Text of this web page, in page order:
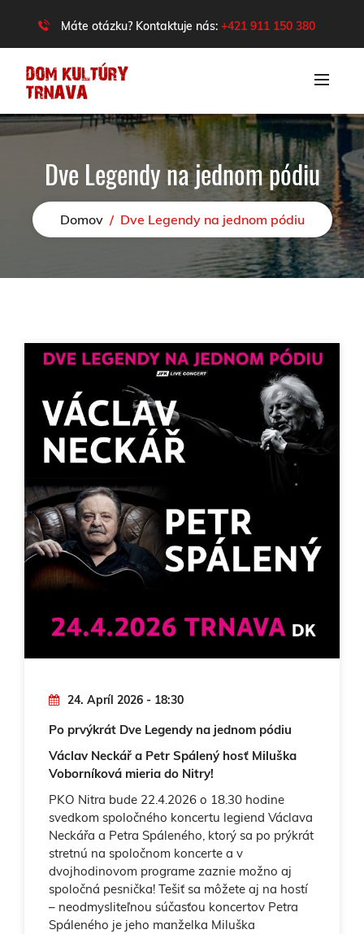
Máte otázku? Kontaktuje nás: +421 911 150 380
Dve Legendy na jednom pódiu
Domov / Dve Legendy na jednom pódiu
24. Apríl 2026 - 18:30
Po prvýkrát Dve Legendy na jednom pódiu
Václav Neckář a Petr Spálený hosť Miluška
Voborníková mieria do Nitry!
PKO Nitra bude 22.4.2026 o 18.30 hodine
svedkom spoločného koncertu legiend Václava
Neckářa a Petra Spáleného, ktorý sa po prýkrát
stretnú na spoločnom koncerte a v
dvojhodinovom programe zaznie možno aj
spoločná pesnička! Tešiť sa môžete aj na hostí
– neodmysliteľnou súčasťou koncertov Petra
Spáleného je jeho manželka Miluška